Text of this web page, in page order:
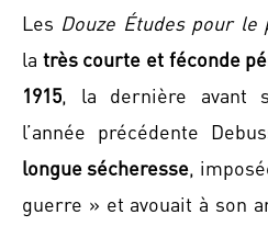
Les Douze Études pour le
la très courte et féconde
1915, la dernière avant
l’année précédente
longue sécheresse,
guerre » et avouait à son